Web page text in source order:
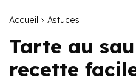
Accueil Astuces
Tarte au
recette